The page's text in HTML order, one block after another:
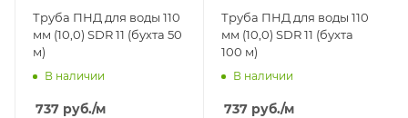
Труба ПНД для воды 110
мм (10,0) SDR 11 (бухта 50
м)
В наличии
737 руб./м
Труба ПНД для воды 110
мм (10,0) SDR 11 (бухта
100 м)
В наличии
737 руб./м